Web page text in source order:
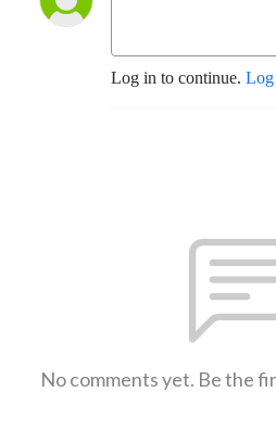
Log in to continue. Log
No comments yet. Be the